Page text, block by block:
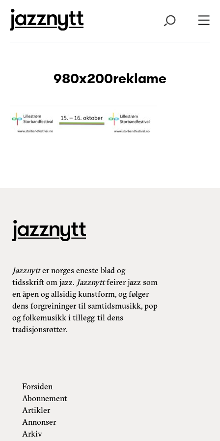
980x200reklame
Jazznytter norges eneste blad og
tidsskrift om jazz. Jazznyttfeirer jazz som
en åpen og allsidig kunstform, og følger
dens forgreininger til samtidsmusikk, pop
og folkemusikk i tillegg til dens
tradisjonsrøtter.
Forsiden
Abonnement
Artikler
Annonser
Arkiv